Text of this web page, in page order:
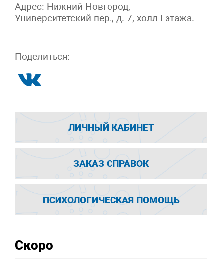
Адрес: Нижний Новгород,
Университетский пер., д. 7, холл I этажа.
Поделиться:
ЛИЧНЫЙ КАБИНЕТ
ЗАКАЗ СПРАВОК
ПСИХОЛОГИЧЕСКАЯ ПОМОЩЬ
Скоро